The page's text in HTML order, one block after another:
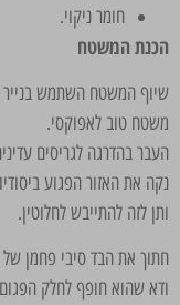
חומר ניקוי.
הכנת המשטח
שיוף המשטח השתמש בנייר
משטח טוב לאפוקסי.
העבר בהדרגה לגריסים
נקה את האזור הפגוע
ותן לזה להתייבש לחלוטין.
חתוך את הבד סיבי פחמן של
ודא שהוא חופף לחלק